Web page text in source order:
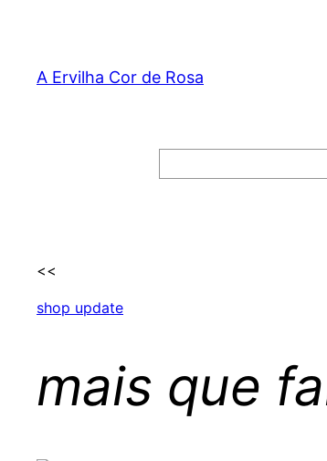
content
A Ervilha Cor de Rosa
<<
shop update
mais que